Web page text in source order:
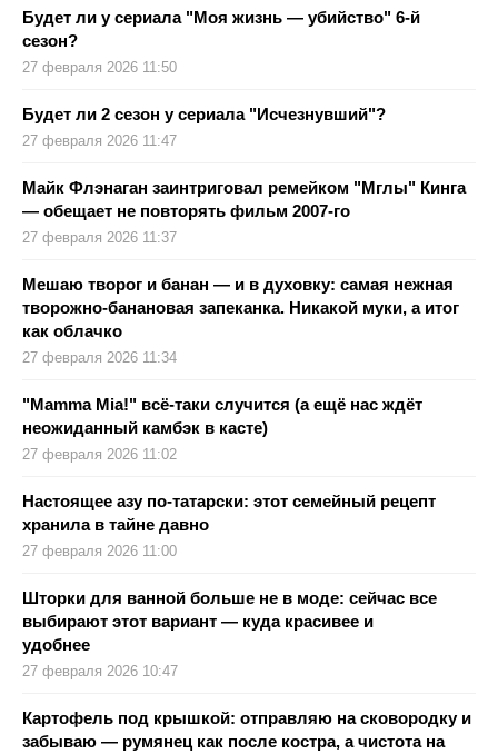
Будет ли у сериала "Моя жизнь — убийство" 6-й
сезон?
27 февраля 2026 11:50
Будет ли 2 сезон у сериала "Исчезнувший"?
27 февраля 2026 11:47
Майк Флэнаган заинтриговал ремейком "Мглы" Кинга
— обещает не повторять фильм 2007-го
27 февраля 2026 11:37
Мешаю творог и банан — и в духовку: самая нежная
творожно-банановая запеканка. Никакой муки, а итог
как облачко
27 февраля 2026 11:34
"Mamma Mia!" всё-таки случится (а ещё нас ждёт
неожиданный камбэк в касте)
27 февраля 2026 11:02
Настоящее азу по-татарски: этот семейный рецепт
хранила в тайне давно
27 февраля 2026 11:00
Шторки для ванной больше не в моде: сейчас все
выбирают этот вариант — куда красивее и
удобнее
27 февраля 2026 10:47
Картофель под крышкой: отправляю на сковородку и
забываю — румянец как после костра, а чистота на